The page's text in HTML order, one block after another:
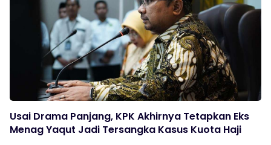
Usai Drama Panjang, KPK Akhirnya Tetapkan Eks
Menag Yaqut Jadi Tersangka Kasus Kuota Haji